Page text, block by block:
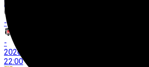
20:00
-
-
2026-06
22:00